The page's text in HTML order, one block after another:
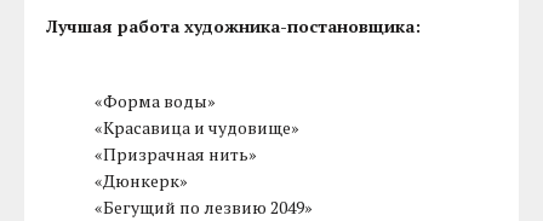
Лучшая работа художника-постановщика:
«Форма воды»
«Красавица и чудовище»
«Призрачная нить»
«Дюнкерк»
«Бегущий по лезвию 2049»